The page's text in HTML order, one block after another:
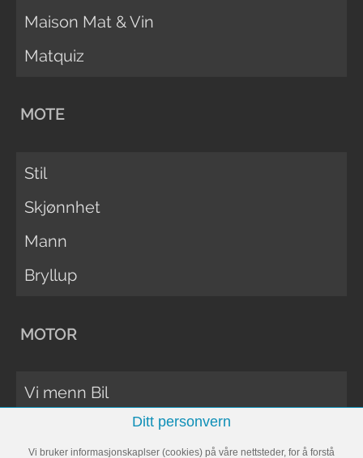
Maison Mat & Vin
Matquiz
MOTE
Stil
Skjønnhet
Mann
Bryllup
MOTOR
Vi menn Bil
Ditt personvern
Vi bruker informasjonskaplser (cookies) på våre nettsteder, for å forstå